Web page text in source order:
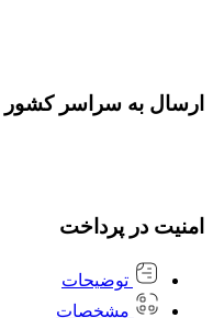
ارسال به سراسر کشور
امنیت در پرداخت
توضیحات
مشخصات